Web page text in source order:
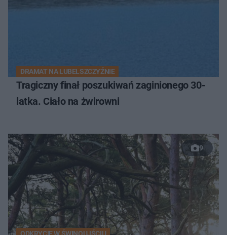
DRAMAT NA LUBELSZCZYŹNIE
Tragiczny finał poszukiwań zaginionego 30-
latka. Ciało na żwirowni
9
ODKRYCIE W ŚWINOUJŚCIU